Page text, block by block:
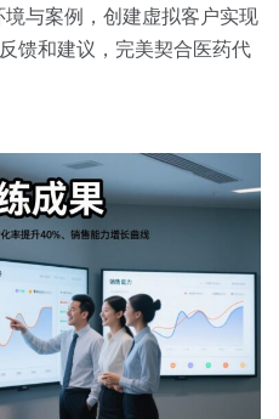
与案例，创建虚拟客户实现
馈和建议，完美契合医药代